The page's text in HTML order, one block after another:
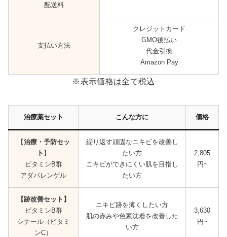
配送料
支払い方法
クレジットカード
GMO後払い
代金引換
Amazon Pay
※表示価格は全て税込
治療薬セット こんな方に 価格
【治療・予防セッ
ト 】
ビタミンB群
アダパレンゲル
繰り返す頑固なニキビを改善し
たい方
ニキビができにくい肌を目指し
たい方
2,805
円~
【跡改善セット】
ビタミンB群
シナール（ビタミ
ンC）
ニキビ跡を薄くしたい方
肌の赤みや色素沈着を改善した
い方
3,630
円~